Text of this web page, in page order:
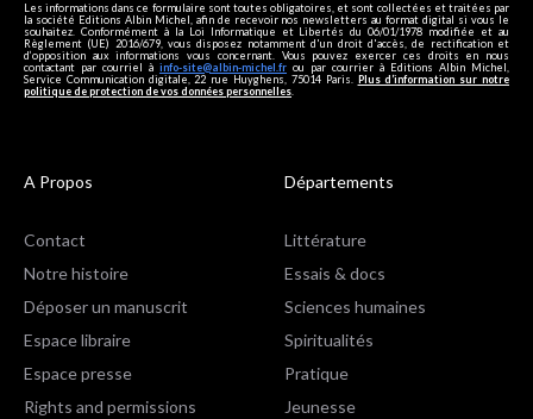
Les informations dans ce formulaire sont toutes obligatoires, et sont collectées et traitées par
la société Editions Albin Michel, afin de recevoir nos newsletters au format digital si vous le
souhaitez. Conformément à la Loi Informatique et Libertés du 06/01/1978 modifiée et au
Règlement (UE) 2016/679, vous disposez notamment d'un droit d'accès, de rectification et
d’opposition aux informations vous concernant. Vous pouvez exercer ces droits en nous
contactant par courriel à info-site@albin-michel.fr ou par courrier à Editions Albin Michel,
Service Communication digitale, 22 rue Huyghens, 75014 Paris. Plus d’information sur notre
politique de protection de vos données personnelles
A Propos
Contact
Notre histoire
Déposer un manuscrit
Espace libraire
Espace presse
Rights and permissions
Départements
Littérature
Essais & docs
Sciences humaines
Spiritualités
Pratique
Jeunesse